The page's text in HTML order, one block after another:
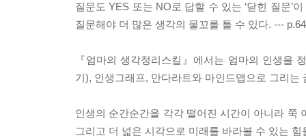
질문도 YES 또는 NO로 답할 수 있는 ‘닫힌 질문’
질문해야 더 많은 생각의 물꼬를 틀 수 있다. --- p.64
『엄마의 생각정리스킬』에서는 엄마의 인생을
기), 인생그래프, 만다라트와 마인드맵으로 그리
인생의 순간순간을 각각 떨어진 시간이 아니라 쭉
그리고 더 넓은 시각으로 미래를 바라볼 수 있는